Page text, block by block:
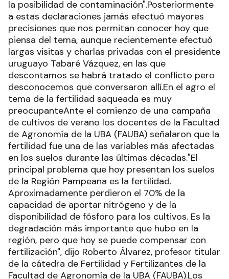
la posibilidad de contaminación".Posteriormente
a estas declaraciones jamás efectuó mayores
precisiones que nos permitan conocer hoy que
piensa del tema, aunque recientemente efectuó
largas visitas y charlas privadas con el presidente
uruguayo Tabaré Vázquez, en las que
descontamos se habrá tratado el conflicto pero
desconocemos que conversaron allí.En el agro el
tema de la fertilidad saqueada es muy
preocupanteAnte el comienzo de una campaña
de cultivos de verano los docentes de la Facultad
de Agronomía de la UBA (FAUBA) señalaron que la
fertilidad fue una de las variables más afectadas
en los suelos durante las últimas décadas."El
principal problema que hoy presentan los suelos
de la Región Pampeana es la fertilidad.
Aproximadamente perdieron el 70% de la
capacidad de aportar nitrógeno y de la
disponibilidad de fósforo para los cultivos. Es la
degradación más importante que hubo en la
región, pero que hoy se puede compensar con
fertilización", dijo Roberto Álvarez, profesor titular
de la cátedra de Fertilidad y Fertilizantes de la
Facultad de Agronomía de la UBA (FAUBA).Los